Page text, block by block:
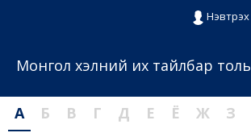
Нэвтрэх
Монгол хэлний их тайлбар толь
А Б В Г Д Е Ё Ж З